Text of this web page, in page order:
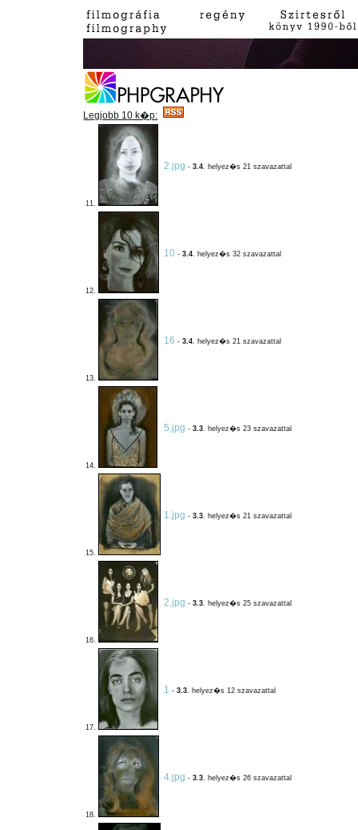
Legjobb 10 k�p:
11.
2.jpg -3.4. helyez�s 21 szavazattal
12.
10 -3.4. helyez�s 32 szavazattal
13.
16 -3.4. helyez�s 21 szavazattal
14.
5.jpg -3.3. helyez�s 23 szavazattal
15.
1.jpg -3.3. helyez�s 21 szavazattal
16.
2.jpg -3.3. helyez�s 25 szavazattal
17.
1 -3.3. helyez�s 12 szavazattal
18.
4.jpg -3.3. helyez�s 26 szavazattal